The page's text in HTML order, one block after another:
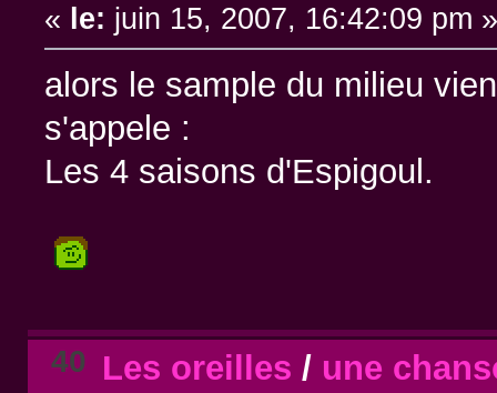
« le: juin 15, 2007, 16:42:09 pm
alors le sample du milieu
s'appele :
Les 4 saisons d'Espigoul.
40 Les oreilles / une